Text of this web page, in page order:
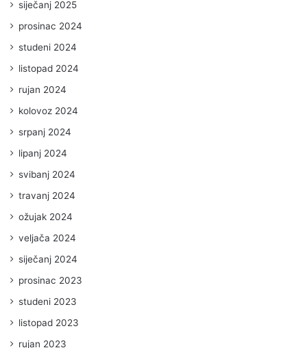
siječanj 2025
prosinac 2024
studeni 2024
listopad 2024
rujan 2024
kolovoz 2024
srpanj 2024
lipanj 2024
svibanj 2024
travanj 2024
ožujak 2024
veljača 2024
siječanj 2024
prosinac 2023
studeni 2023
listopad 2023
rujan 2023